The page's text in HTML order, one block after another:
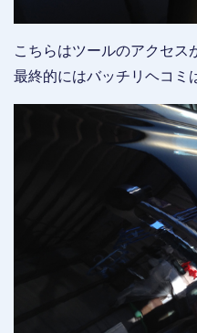
こちらはツールのアクセス
最終的にはバッチリヘコミ